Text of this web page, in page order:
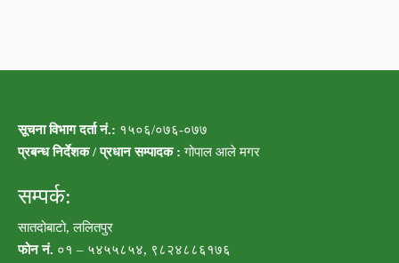
सूचना विभाग दर्ता नं.: १५०६/०७६-०७७
प्रबन्ध निर्देशक / प्रधान सम्पादक : गोपाल आले मगर
सम्पर्क:
सातदोबाटो, ललितपुर
फोन नं. ०१ – ५४५५८५४, ९८२४८८६१७६